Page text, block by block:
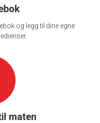
og legg til dine egne
maten